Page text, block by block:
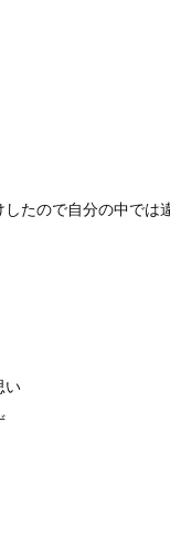
たので自分の中では
い